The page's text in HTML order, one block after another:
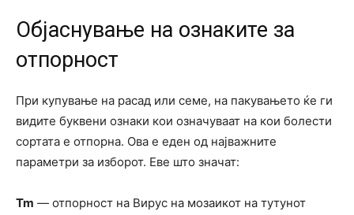
Објаснување на ознаките за
отпорност
При купување на расад или семе, на пакувањето ќе ги
видите буквени ознаки кои означуваат на кои болести
сортата е отпорна. Ова е еден од најважните
параметри за изборот. Еве што значат:
Tm — отпорност на Вирус на мозаикот на тутунот